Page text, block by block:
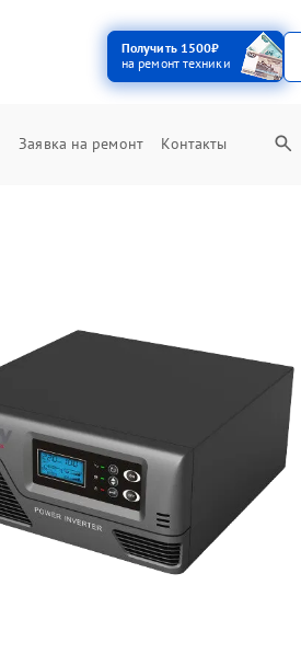
Получить 1500₽
на ремонт техники
Заявка на ремонт Контакты